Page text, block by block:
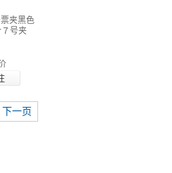
夹黑色
号夹
下一页